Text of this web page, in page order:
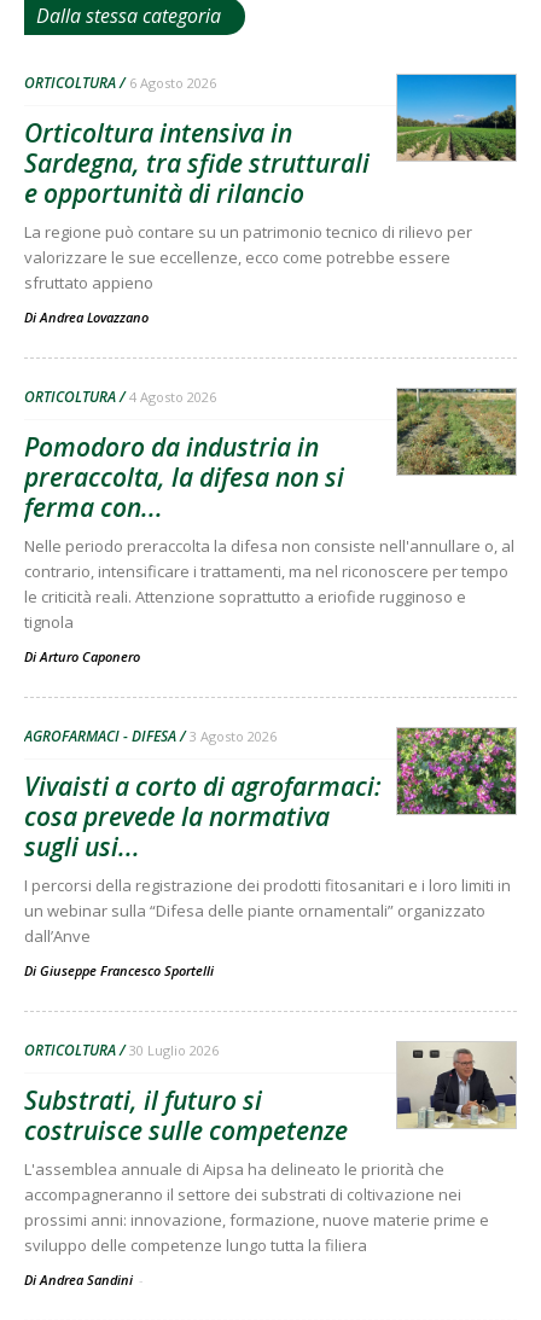
Dalla stessa categoria
ORTICOLTURA 6 Agosto 2026
Orticoltura intensiva in
Sardegna, tra sfide strutturali
e opportunità di rilancio
La regione può contare su un patrimonio tecnico di rilievo per
valorizzare le sue eccellenze, ecco come potrebbe essere
sfruttato appieno
DiAndrea Lovazzano
ORTICOLTURA 4 Agosto 2026
Pomodoro da industria in
preraccolta, la difesa non si
ferma con...
Nelle periodo preraccolta la difesa non consiste nell'annullare o, al
contrario, intensificare i trattamenti, ma nel riconoscere per tempo
le criticità reali. Attenzione soprattutto a eriofide rugginoso e
tignola
DiArturo Caponero
AGROFARMACI - DIFESA 3 Agosto 2026
Vivaisti a corto di agrofarmaci:
cosa prevede la normativa
sugli usi...
I percorsi della registrazione dei prodotti fitosanitari e i loro limiti in
un webinar sulla “Difesa delle piante ornamentali” organizzato
dall’Anve
Di Giuseppe Francesco Sportelli
ORTICOLTURA 30 Luglio 2026
Substrati, il futuro si
costruisce sulle competenze
L'assemblea annuale di Aipsa ha delineato le priorità che
accompagneranno il settore dei substrati di coltivazione nei
prossimi anni: innovazione, formazione, nuove materie prime e
sviluppo delle competenze lungo tutta la filiera
Di Andrea Sandini -